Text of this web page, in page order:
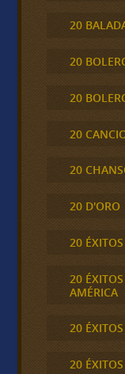
20
20
20
20
20
20 D'ORO
20 ÉXITOS
20
AMÉRICA
20
20